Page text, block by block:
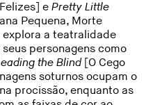
e Pretty Little
Pequena, Morte
a teatralidade
personagens como
the Blind[O Cego
soturnos ocupam o
procissão, enquanto as